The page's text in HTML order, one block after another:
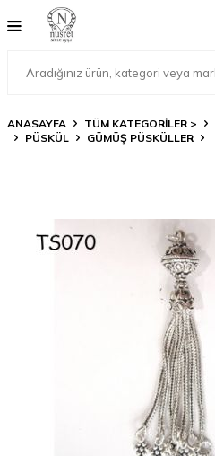
ANASAYFA TÜM KATEGORİLER >
PÜSKÜL
GÜMÜŞ PÜSKÜLLER